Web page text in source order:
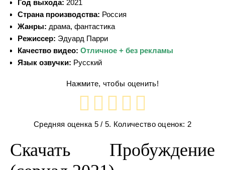
Год выхода: 2021
Страна производства: Россия
Жанры: драма, фантастика
Режиссер: Эдуард Парри
Качество видео: Отличное + без рекламы
Язык озвучки: Русский
Нажмите, чтобы оценить!
Средняя оценка 5 / 5. Количество оценок: 2
Скачать Пробуждение